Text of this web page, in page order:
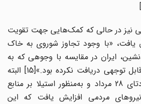
نیز در حالی که کمک‌هایی جهت تقویت
«با وجود تجاوز شوروی به خاک
ایران در مقایسه با وجوهی که به
تایوان اهدا شد، مبلغ قابل توجهی دریافت نکرده بود.»[15] البته
این کمک‌‌ها پس از کودتای 28 مرداد و به‌منظور استیلا بر منابع
مردمی افزایش یافت که این